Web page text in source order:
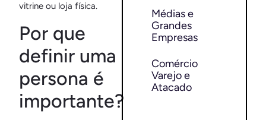
vitrine ou loja física.
Por que
definir uma
persona é
importante?
Médias e
Grandes
Empresas
Comércio
Varejo e
Atacado